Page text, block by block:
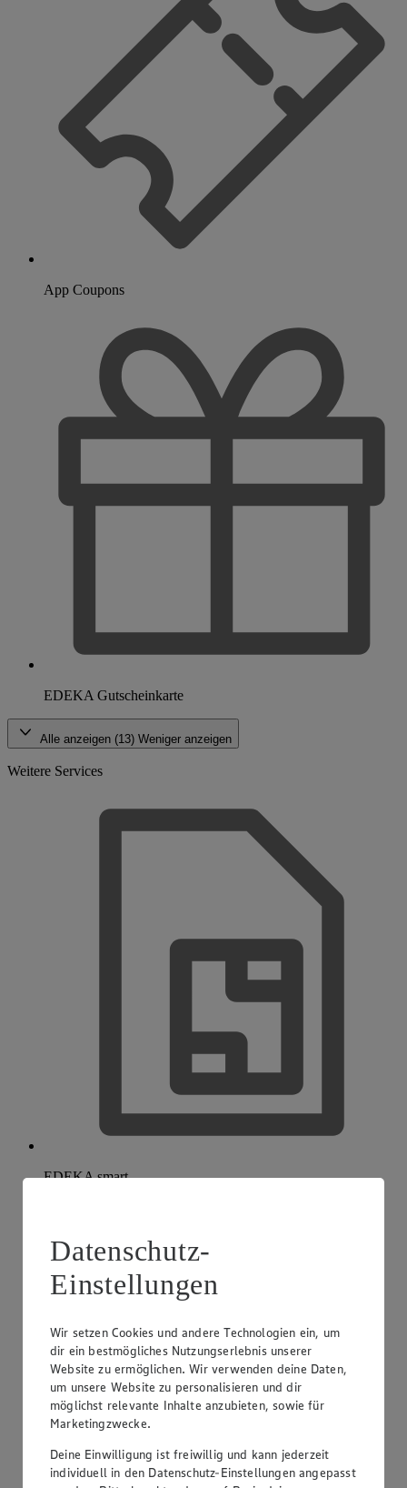
App Coupons
EDEKA Gutscheinkarte
Alle anzeigen (13) Weniger anzeigen
Weitere Services
EDEKA smart
Datenschutz-
Einstellungen
Wir setzen Cookies und andere Technologien ein, um
dir ein bestmögliches Nutzungserlebnis unserer
Website zu ermöglichen. Wir verwenden deine Daten,
um unsere Website zu personalisieren und dir
möglichst relevante Inhalte anzubieten, sowie für
Marketingzwecke.
Deine Einwilligung ist freiwillig und kann jederzeit
individuell in den Datenschutz-Einstellungen angepasst